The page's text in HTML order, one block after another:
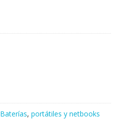
Baterías, portátiles y netbooks